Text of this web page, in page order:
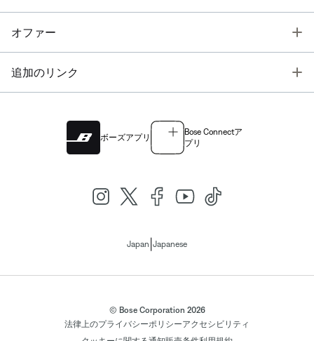
オファー
追加のリンク
ボーズアプリ
Bose Connectア
プリ
Japan Japanese
© Bose Corporation 2026
法律上のプライバシーポリシーアクセシビリティ